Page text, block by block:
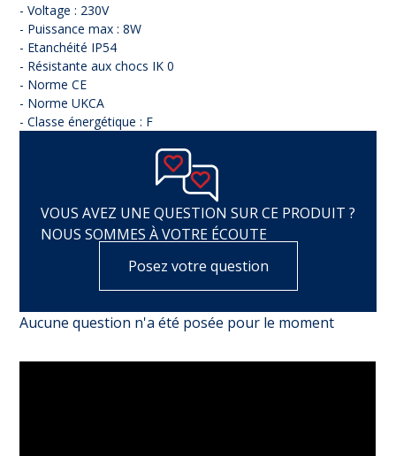
- Voltage : 230V
- Puissance max : 8W
- Etanchéité IP54
- Résistante aux chocs IK 0
- Norme CE
- Norme UKCA
- Classe énergétique : F
VOUS AVEZ UNE QUESTION SUR CE PRODUIT ?
NOUS SOMMES À VOTRE ÉCOUTE
Posez votre question
Aucune question n'a été posée pour le moment